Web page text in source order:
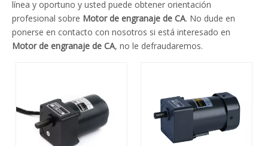
línea y oportuno y usted puede obtener orientación
profesional sobre Motor de engranaje de CA. No dude en
ponerse en contacto con nosotros si está interesado en
Motor de engranaje de CA, no le defraudaremos.